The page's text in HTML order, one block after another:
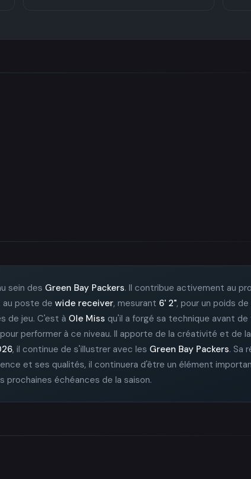
sein des Green Bay Packers. Il contribue activement au
au poste de wide receiver, mesurant 6' 2", pour un poids de
de jeu. C'est à Ole Miss qu'il a forgé sa technique avant
performer à ce niveau. Il apporte de la créativité et de
, il continue de s'illustrer avec les Green Bay Packers. Sa
et ses qualités, il continuera d'être un élément
prochaines échéances de la saison.